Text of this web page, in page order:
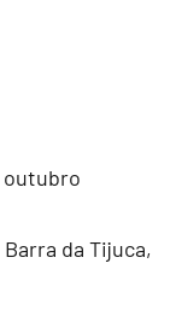
outubro
da Tijuca,